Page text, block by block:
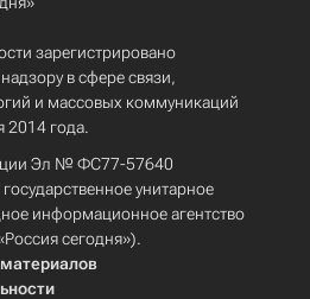
зарегистрировано
в сфере связи,
и массовых коммуникаций
2014 года.
Эл № ФС77-57640
унитарное
информационное агентство
сегодня»).